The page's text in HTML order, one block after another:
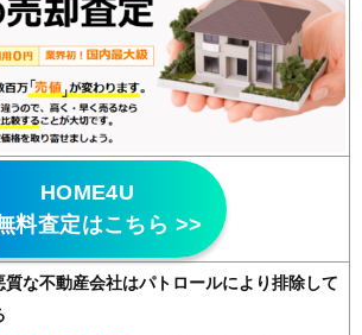
HOME4U
料査定はこちら >>
質な不動産会社はパトロールにより排除して